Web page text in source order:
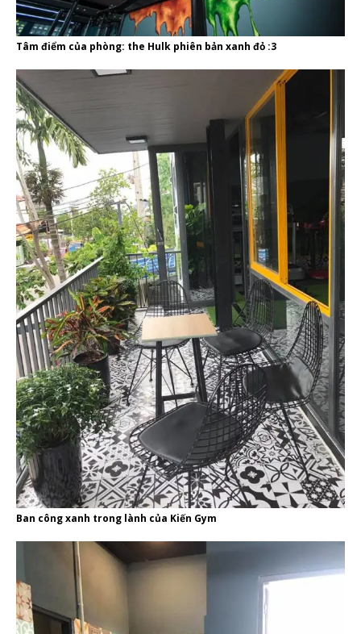
Tâm điểm của phòng: the Hulk phiên bản xanh đỏ :3
Ban công xanh trong lành của Kiến Gym